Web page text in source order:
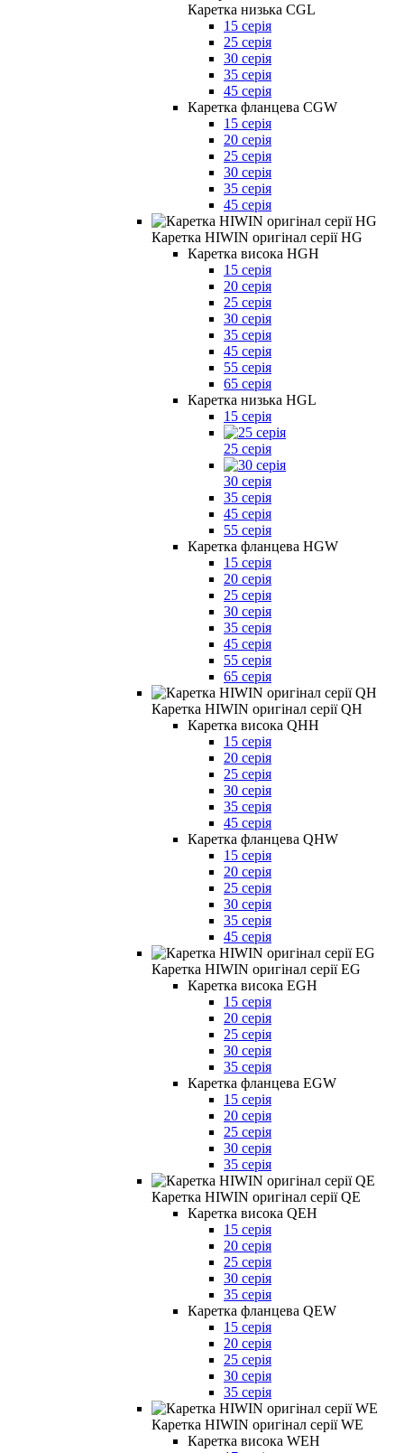
Каретка низька CGL
15 серія
25 серія
30 серія
35 серія
45 серія
Каретка фланцева CGW
15 серія
20 серія
25 серія
30 серія
35 серія
45 серія
Каретка HIWIN оригінал серії HG
Каретка висока HGH
15 серія
20 серія
25 серія
30 серія
35 серія
45 серія
55 серія
65 серія
Каретка низька HGL
15 серія
25 серія
30 серія
35 серія
45 серія
55 серія
Каретка фланцева HGW
15 серія
20 серія
25 серія
30 серія
35 серія
45 серія
55 серія
65 серія
Каретка HIWIN оригінал серії QH
Каретка висока QHH
15 серія
20 серія
25 серія
30 серія
35 серія
45 серія
Каретка фланцева QHW
15 серія
20 серія
25 серія
30 серія
35 серія
45 серія
Каретка HIWIN оригінал серії EG
Каретка висока EGH
15 серія
20 серія
25 серія
30 серія
35 серія
Каретка фланцева EGW
15 серія
20 серія
25 серія
30 серія
35 серія
Каретка HIWIN оригінал серії QE
Каретка висока QEH
15 серія
20 серія
25 серія
30 серія
35 серія
Каретка фланцева QEW
15 серія
20 серія
25 серія
30 серія
35 серія
Каретка HIWIN оригінал серії WE
Каретка висока WEH